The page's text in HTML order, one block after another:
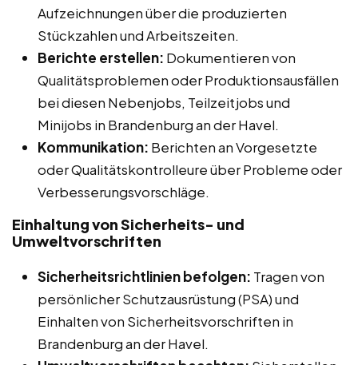
Aufzeichnungen über die produzierten
Stückzahlen und Arbeitszeiten.
Berichte erstellen: Dokumentieren von
Qualitätsproblemen oder Produktionsausfällen
bei diesen Nebenjobs, Teilzeitjobs und
Minijobs in Brandenburg an der Havel.
Kommunikation: Berichten an Vorgesetzte
oder Qualitätskontrolleure über Probleme oder
Verbesserungsvorschläge.
Einhaltung von Sicherheits- und
Umweltvorschriften
Sicherheitsrichtlinien befolgen: Tragen von
persönlicher Schutzausrüstung (PSA) und
Einhalten von Sicherheitsvorschriften in
Brandenburg an der Havel.